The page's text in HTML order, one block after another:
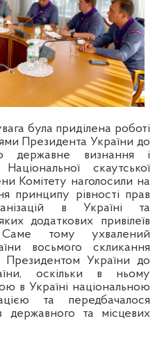
була приділена роботі
Президента України до
державне визнання і
скаутської
Комітету наголосили на
принципу рівності прав
в Україні та
додаткових привілеїв
Саме тому ухвалений
восьмого скликання
України до
оскільки в ньому
в Україні національною
та передбачалося
державного та місцевих